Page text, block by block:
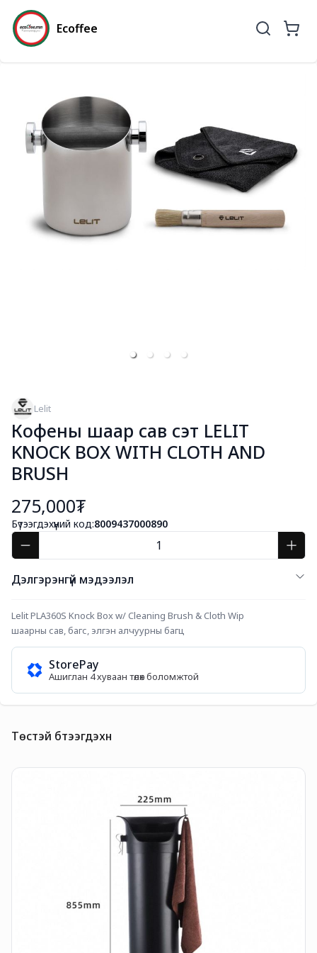
Ecoffee
Lelit
Кофены шаар сав сэт LELIT
KNOCK BOX WITH CLOTH AND
BRUSH
275,000₮
Бүтээгдэхүүний код:8009437000890
Дэлгэрэнгүй мэдээлэл
Lelit PLA360S Knock Box w/ Cleaning Brush & Cloth Wip
шаарны сав, багс, элгэн алчуурны багц
StorePay
Ашиглан 4 хуваан төлөх боломжтой
Төстэй бүтээгдэхүүн